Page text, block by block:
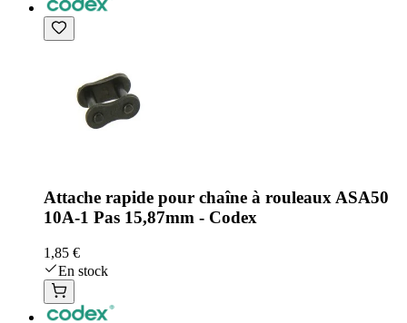
Attache rapide pour chaîne à rouleaux ASA50
10A-1 Pas 15,87mm - Codex
1,85 €
En stock